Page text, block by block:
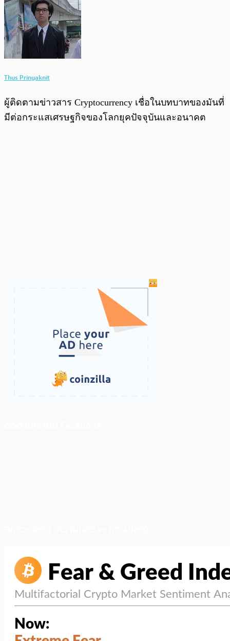
Thus Prinyaknit
ผู้ติดตามข่าวสาร Cryptocurrency เชื่อในบทบาทของมันที่
มีต่อกระแสเศรษฐกิจของโลกยุคปัจจุบันและอนาคต